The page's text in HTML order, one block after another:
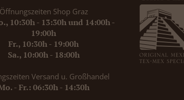
Öffnungszeiten Shop Graz
10:30h - 13:30h und 14:00h -
19:00h
Fr., 10:30h - 19:00h
Sa., 10:00h - 18:00h
Versand u. Großhandel
- Fr.: 06:30h - 14:30h